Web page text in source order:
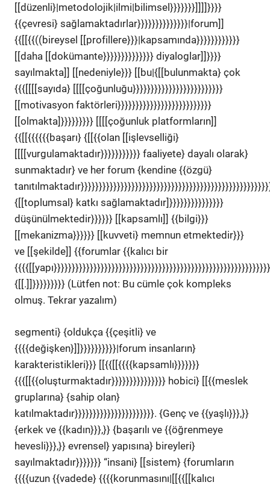
[[düzenli}|metodolojik|ilmi|bilimsel}}}}}}}]]]]}}}}
{{çevresi} sağlamaktadırlar}}}}}}}}}}}}}}|forum]]
{{[[{{((bireysel [[profillere}}}|kapsamında}}}}}}}}}}}}
[[daha [[dokümante}}}}}}}}}}}}}} diyaloglar]]}}}}
sayılmakta]] [[nedeniyle}}} [[bu|{[[bulunmakta} çok
{{{[[[[sayıda} [[[[çoğunluğu}}}}}}}}}}}}}}}}}}}}}}}}}
[[motivasyon faktörleri}}}}}}}}}}}}}}}}}}}}}}}}}}
[[olmakta]}}}}}}}}} [[[[çoğunluk platformların]]
{{[[{{{{{{başarı} {[[{{olan [[işlevselliği}
[[[[vurgulamaktadır}}}}}}}}}}} faaliyete} dayalı olarak}
sunmaktadır} ve her forum {kendine {{özgü}
{[[toplumsal} katkı sağlamaktadır]}}}}}}}}}}}}}}}
düşünülmektedir}}}}}} [[kapsamlı]] {{bilgi}}}
[[mekanizma}}}}}} [[kuvveti} memnun etmektedir}}}
ve [[şekilde]] {{forumlar {{kalıcı bir
{[[.]]}}}}}}}}} (Lütfen not: Bu cümle çok kompleks
olmuş. Tekrar yazalım)
segmenti} {oldukça {{çeşitli} ve
{{{{değişken}]]}}}}}}}}}}|forum insanların}
karakteristikleri}}} [[{{[[{{{{kapsamlı}}}}}}}
{{{[[{{oluşturmaktadır}}}}}}}}}}}}}}} hobici} [[{{meslek
gruplarına} {sahip olan}
katılmaktadır}}}}}}}}}}}}}}}}}}}}}}. {Genç ve {{yaşlı}}},}}
{erkek ve {{kadın}}},}} {başarılı ve {{öğrenmeye
hevesli}}},}} evrensel} yapısına} bireyleri}
sayılmaktadır}}}}}}} “insani} [[sistem} {forumların
{{{{uzun {{vadede} {{{{korunmasını|[[{{[[kalıcı